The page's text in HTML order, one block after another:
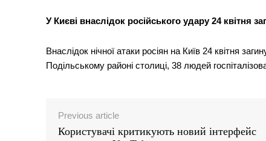
У Києві внаслідок російського удару 24 квітня
Внаслідок нічної атаки росіян на Київ 24 квітня
Подільському районі столиці, 38 людей
Previous article
Користувачі критикують новий інтерфейс